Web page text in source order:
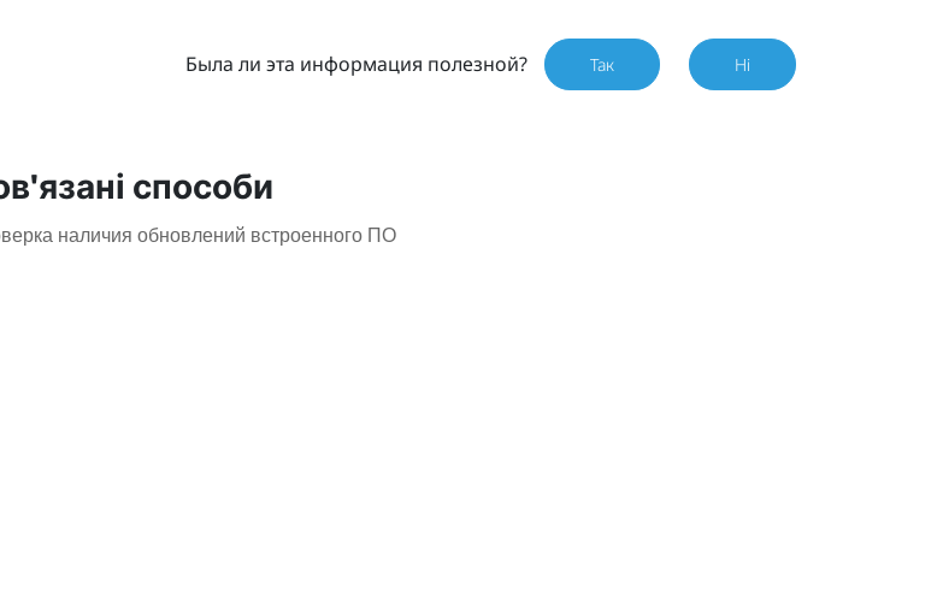
Была ли эта информация полезной? Так Ні
способи
наличия обновлений встроенного ПО